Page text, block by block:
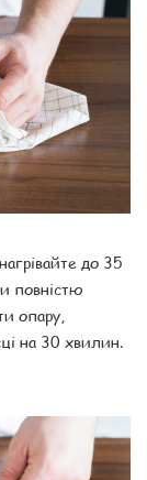
до 35
повністю
опару,
на 30 хвилин.